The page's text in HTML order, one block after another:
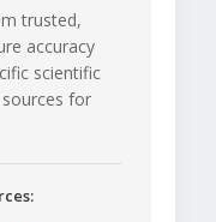
trusted,
accuracy
scientific
for